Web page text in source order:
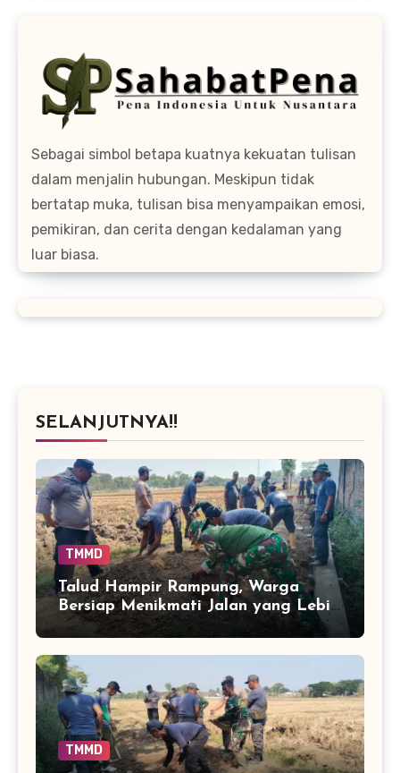
Sebagai simbol betapa kuatnya kekuatan tulisan
dalam menjalin hubungan. Meskipun tidak
bertatap muka, tulisan bisa menyampaikan emosi,
pemikiran, dan cerita dengan kedalaman yang
luar biasa.
SELANJUTNYA!!
TMMD
Talud Hampir Rampung, Warga
Bersiap Menikmati Jalan yang Lebih
Terlindungi
TMMD